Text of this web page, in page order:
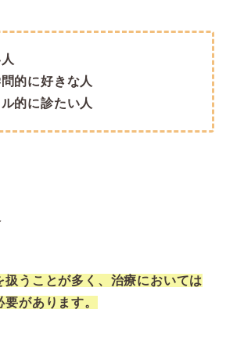
的に好きな人
的に診たい人
扱うことが多く、治療においては
があります。